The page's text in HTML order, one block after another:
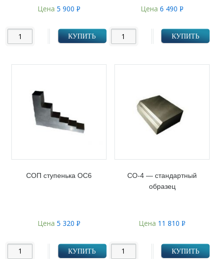
Цена 5 900 Р
КУПИТЬ
Цена6 490Р
КУПИТЬ
СОП ступенька ОС6
Цена 5 320 Р
КУПИТЬ
СО-4 — стандартный
образец
Цена 11 810Р
КУПИТЬ